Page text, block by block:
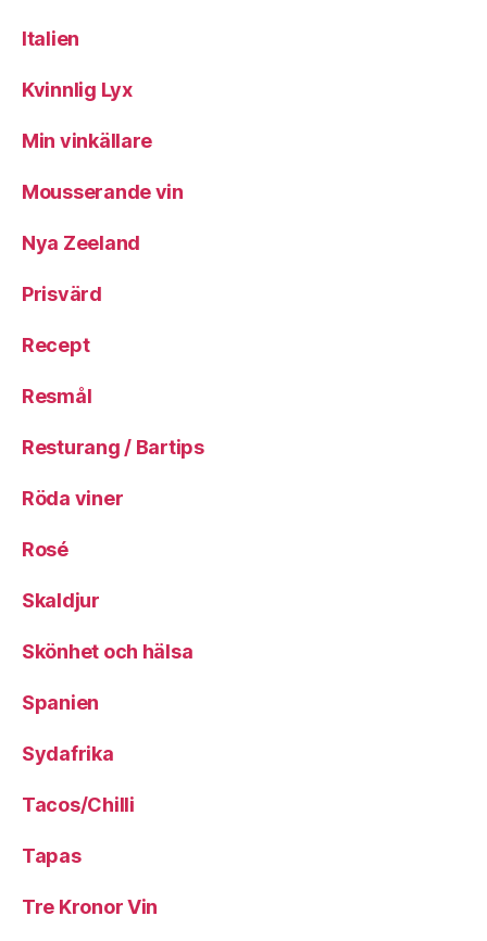
Italien
Kvinnlig Lyx
Min vinkällare
Mousserande vin
Nya Zeeland
Prisvärd
Recept
Resmål
Resturang / Bartips
Röda viner
Rosé
Skaldjur
Skönhet och hälsa
Spanien
Sydafrika
Tacos/Chilli
Tapas
Tre Kronor Vin